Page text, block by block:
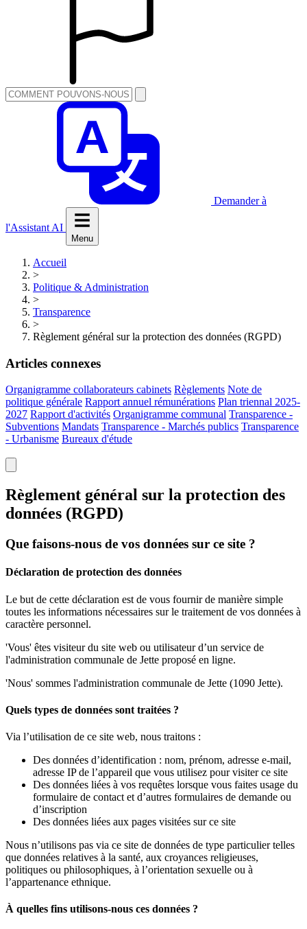
Demander à
l'Assistant AI
Menu
Accueil
>
Politique & Administration
>
Transparence
>
Règlement général sur la protection des données (RGPD)
Articles connexes
Organigramme collaborateurs cabinets Règlements Note de
politique générale Rapport annuel rémunérations Plan triennal 2025-
2027 Rapport d'activités Organigramme communal Transparence -
Subventions Mandats Transparence - Marchés publics Transparence
- Urbanisme Bureaux d'étude
Règlement général sur la protection des
données (RGPD)
Que faisons-nous de vos données sur ce site ?
Déclaration de protection des données
Le but de cette déclaration est de vous fournir de manière simple
toutes les informations nécessaires sur le traitement de vos données à
caractère personnel.
'Vous' êtes visiteur du site web ou utilisateur d’un service de
l'administration communale de Jette proposé en ligne.
'Nous' sommes l'administration communale de Jette (1090 Jette).
Quels types de données sont traitées ?
Via l’utilisation de ce site web, nous traitons :
Des données d’identification : nom, prénom, adresse e-mail,
adresse IP de l’appareil que vous utilisez pour visiter ce site
Des données liées à vos requêtes lorsque vous faites usage du
formulaire de contact et d’autres formulaires de demande ou
d’inscription
Des données liées aux pages visitées sur ce site
Nous n’utilisons pas via ce site de données de type particulier telles
que données relatives à la santé, aux croyances religieuses,
politiques ou philosophiques, à l’orientation sexuelle ou à
l’appartenance ethnique.
À quelles fins utilisons-nous ces données ?